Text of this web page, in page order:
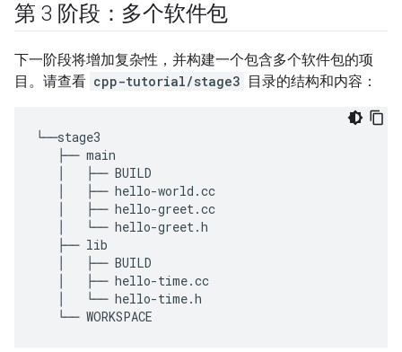
第 3 阶段：多个软件包
下一阶段将增加复杂性，并构建一个包含多个软件包的项
目。请查看 cpp-tutorial/stage3 目录的结构和内容：
└──stage3
├── main
├── BUILD
├── hello-world .cc
├── hello-greet.cc
└── hello-greet.h
├── lib
├── BUILD
├── hello-time.cc
└── hello-time.h
└── WORKSPACE